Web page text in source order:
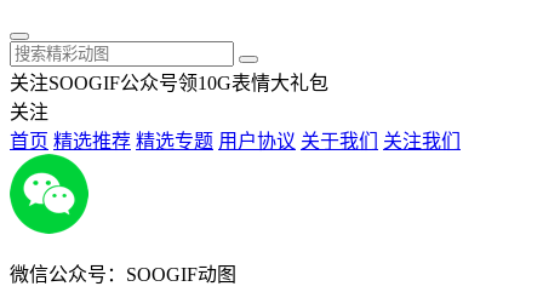
关注SOOGIF公众号领10G表情大礼包
关注
首页 精选推荐 精选专题 用户协议 关于我们 关注我们
微信公众号：SOOGIF动图